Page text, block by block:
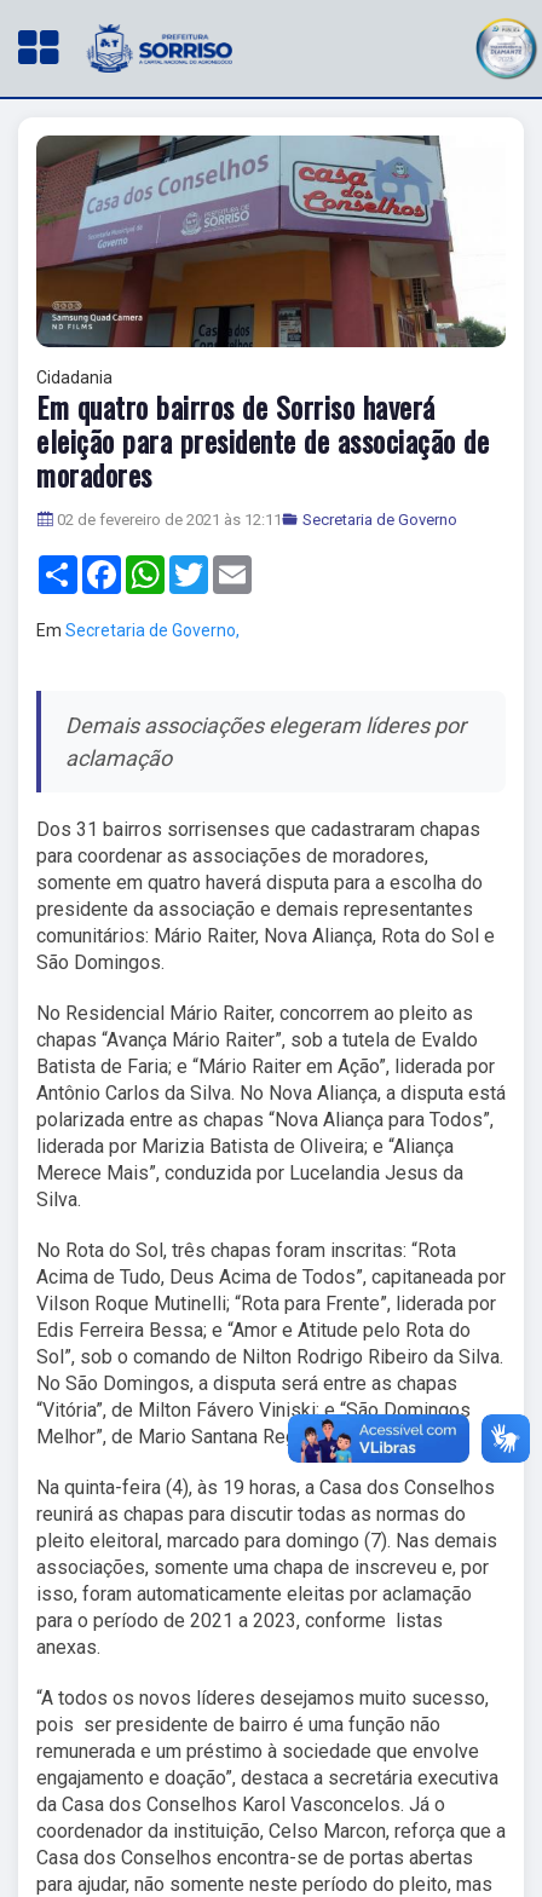
Cidadania
Em quatro bairros de Sorriso haverá
eleição para presidente de associação de
moradores
02 de fevereiro de 2021 às 12:11 Secretaria de Governo
Share FacebookWhatsApp
Twitter
Em Secretaria de Governo,
Demais associações elegeram líderes por
aclamação
Dos 31 bairros sorrisenses que cadastraram chapas
para coordenar as associações de moradores,
somente em quatro haverá disputa para a escolha do
presidente da associação e demais representantes
comunitários: Mário Raiter, Nova Aliança, Rota do Sol e
São Domingos.
No Residencial Mário Raiter, concorrem ao pleito as
chapas “Avança Mário Raiter”, sob a tutela de Evaldo
Batista de Faria; e “Mário Raiter em Ação”, liderada por
Antônio Carlos da Silva. No Nova Aliança, a disputa está
polarizada entre as chapas “Nova Aliança para Todos”,
liderada por Marizia Batista de Oliveira; e “Aliança
Merece Mais”, conduzida por Lucelandia Jesus da
Silva.
No Rota do Sol, três chapas foram inscritas: “Rota
Acima de Tudo, Deus Acima de Todos”, capitaneada por
Vilson Roque Mutinelli; “Rota para Frente”, liderada por
Edis Ferreira Bessa; e “Amor e Atitude pelo Rota do
Sol”, sob o comando de Nilton Rodrigo Ribeiro da Silva.
No São Domingos, a disputa será entre as chapas
“Vitória”, de Milton Fávero Viniski; e “São Domingos
Melhor”, de Mario Santana Rego.
Na quinta-feira (4), às 19 horas, a Casa dos Conselhos
reunirá as chapas para discutir todas as normas do
pleito eleitoral, marcado para domingo (7). Nas demais
associações, somente uma chapa de inscreveu e, por
isso, foram automaticamente eleitas por aclamação
para o período de 2021 a 2023, conforme listas
anexas.
“A todos os novos líderes desejamos muito sucesso,
pois ser presidente de bairro é uma função não
remunerada e um préstimo à sociedade que envolve
engajamento e doação”, destaca a secretária executiva
da Casa dos Conselhos Karol Vasconcelos. Já o
coordenador da instituição, Celso Marcon, reforça que a
Casa dos Conselhos encontra-se de portas abertas
para ajudar, não somente neste período do pleito, mas